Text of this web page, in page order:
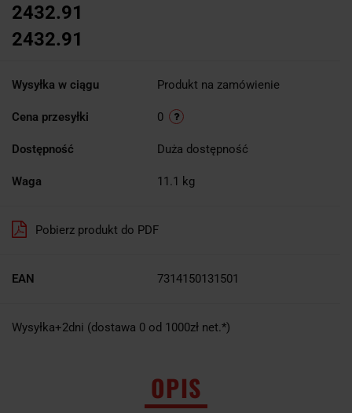
2432.91
2432.91
Wysyłka w ciągu Produkt na zamówienie
Cena przesyłki 0
Dostępność Duża dostępność
Waga 11.1 kg
Pobierz produkt do PDF
EAN 7314150131501
Wysyłka+2dni (dostawa 0 od 1000zł net.*)
OPIS